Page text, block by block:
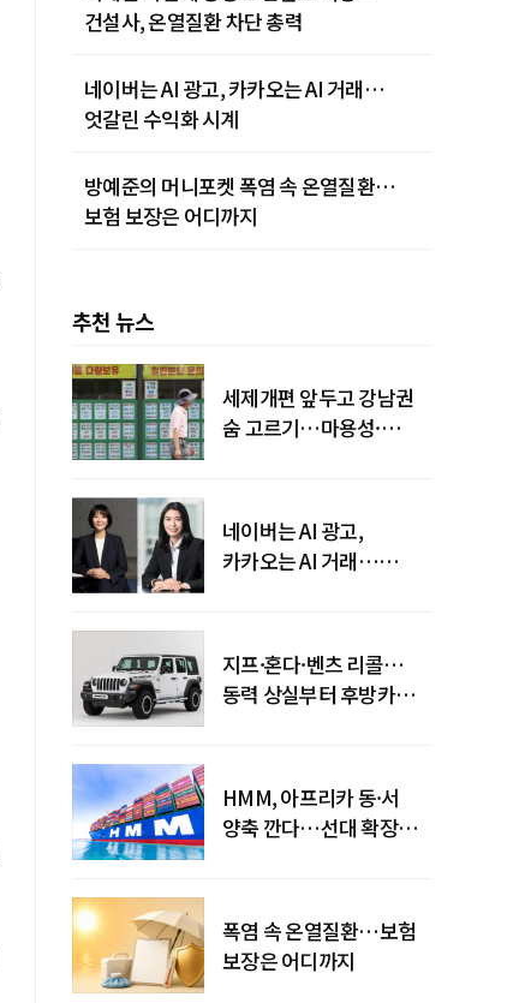
건설사, 온열질환 차단 총력
네이버는 AI 광고, 카카오는 AI 거래…
엇갈린 수익화 시계
방예준의 머니포켓 폭염 속 온열질환…
보험 보장은 어디까지
추천 뉴스
세제개편 앞두고 강남권
숨 고르기…마용성·
네이버는 AI 광고,
카카오는 AI 거래…
지프·혼다·벤츠 리콜…
동력 상실부터 후방카메라
HMM, 아프리카 동·서
양축 깐다…선대 확장
폭염 속 온열질환…보험
보장은 어디까지